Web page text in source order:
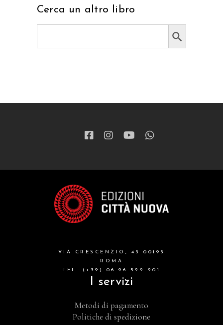
Cerca un altro libro
Search Button
VIA CRESCENZIO, 43 00193
ROMA
TEL. (+39) 06 96 522 201
I servizi
Metodi di pagamento
Politiche di spedizione